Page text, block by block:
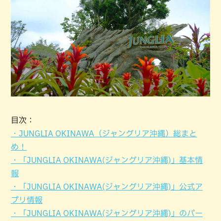
目次：
・JUNGLIA OKINAWA（ジャングリア沖縄）総まと
め！
・「JUNGLIA OKINAWA(ジャングリア沖縄)」基本情
報
・「JUNGLIA OKINAWA(ジャングリア沖縄)」公式ア
プリ情報
・「JUNGLIA OKINAWA(ジャングリア沖縄)」のパー